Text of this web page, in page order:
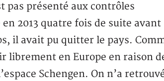
pas présenté aux contrôles
2013 quatre fois de suite avant
il avait pu quitter le pays.
librement en Europe en raison
Schengen. On n’a